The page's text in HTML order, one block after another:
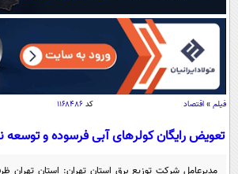
اوقات شرعی
سواد زندگی
اقتصاد
جامعه
فیلم » اقتصاد کد۱۱۶۸۴۸۶
تعویض رایگان کولر‌های آبی فرسوده و توسعه